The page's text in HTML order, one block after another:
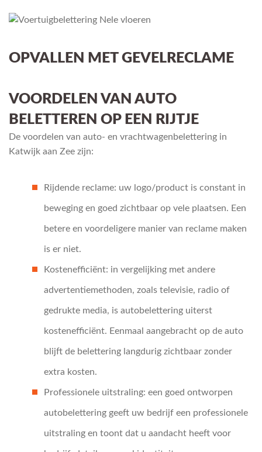
OPVALLEN MET GEVELRECLAME
VOORDELEN VAN AUTO
BELETTEREN OP EEN RIJTJE
De voordelen van auto- en vrachtwagenbelettering in
Katwijk aan Zee zijn:
Rijdende reclame: uw logo/product is constant in
beweging en goed zichtbaar op vele plaatsen. Een
betere en voordeligere manier van reclame maken
is er niet.
Kostenefficiënt: in vergelijking met andere
advertentiemethoden, zoals televisie, radio of
gedrukte media, is autobelettering uiterst
kostenefficiënt. Eenmaal aangebracht op de auto
blijft de belettering langdurig zichtbaar zonder
extra kosten.
Professionele uitstraling: een goed ontworpen
autobelettering geeft uw bedrijf een professionele
uitstraling en toont dat u aandacht heeft voor